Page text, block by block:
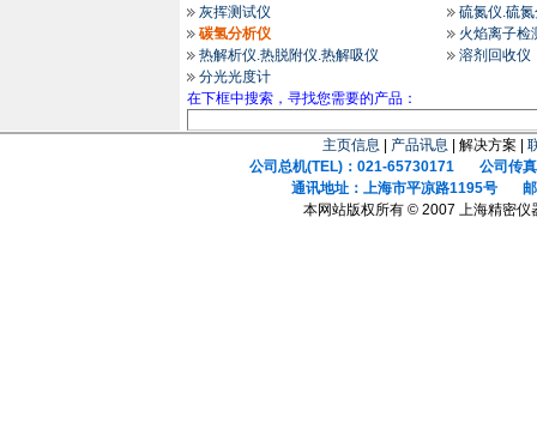
灰挥测试仪
硫氮仪.硫
碳氢分析仪
火焰离子检
热解析仪.热脱附仪.热解吸仪
溶剂回收仪
分光光度计
在下框中搜索，寻找您需要的产品：
主页信息 产品讯息 | 解决方案 |
公司总机(TEL)：021-65730171 公司传真
通讯地址：上海市平凉路1195号 邮
本网站版权所有 © 2007 上海精密仪